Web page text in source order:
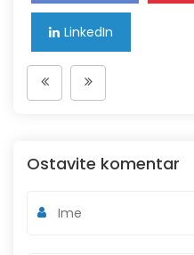
LinkedIn
Ostavite komentar